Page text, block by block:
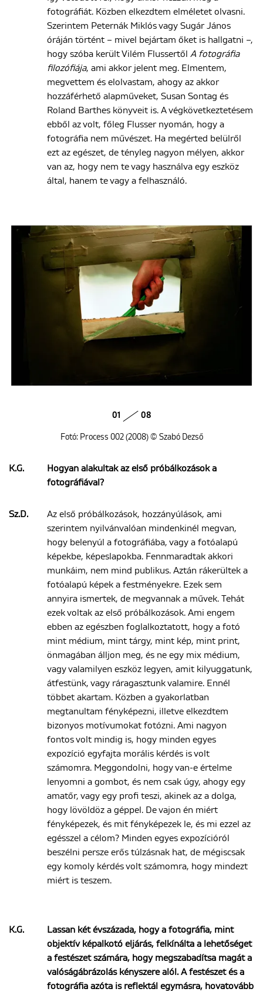
fotográfiát. Közben elkezdtem elméletet olvasni.
Szerintem Peternák Miklós vagy Sugár János
óráján történt – mivel bejártam őket is hallgatni –,
hogy szóba került Vilém Flussertől A fotográfia
filozófiája, ami akkor jelent meg. Elmentem,
megvettem és elolvastam, ahogy az akkor
hozzáférhető alapműveket, Susan Sontag és
Roland Barthes könyveit is. A végkövetkeztetésem
ebből az volt, főleg Flusser nyomán, hogy a
fotográfia nem művészet. Ha megérted belülről
ezt az egészet, de tényleg nagyon mélyen, akkor
van az, hogy nem te vagy használva egy eszköz
által, hanem te vagy a felhasználó.
01 08
Fotó: Process 002 (2008) © Szabó Dezső
K.G.
Hogyan alakultak az első próbálkozások a
fotográfiával?
Sz.D.
Az első próbálkozások, hozzányúlások, ami
szerintem nyilvánvalóan mindenkinél megvan,
hogy belenyúl a fotográfiába, vagy a fotóalapú
képekbe, képeslapokba. Fennmaradtak akkori
munkáim, nem mind publikus. Aztán rákerültek a
fotóalapú képek a festményekre. Ezek sem
annyira ismertek, de megvannak a művek. Tehát
ezek voltak az első próbálkozások. Ami engem
ebben az egészben foglalkoztatott, hogy a fotó
mint médium, mint tárgy, mint kép, mint print,
önmagában álljon meg, és ne egy mix médium,
vagy valamilyen eszköz legyen, amit kilyuggatunk,
átfestünk, vagy ráragasztunk valamire. Ennél
többet akartam. Közben a gyakorlatban
megtanultam fényképezni, illetve elkezdtem
bizonyos motívumokat fotózni. Ami nagyon
fontos volt mindig is, hogy minden egyes
expozíció egyfajta morális kérdés is volt
számomra. Meggondolni, hogy van-e értelme
lenyomni a gombot, és nem csak úgy, ahogy egy
amatőr, vagy egy profi teszi, akinek az a dolga,
hogy lövöldöz a géppel. De vajon én miért
fényképezek, és mit fényképezek le, és mi ezzel az
egésszel a célom? Minden egyes expozícióról
beszélni persze erős túlzásnak hat, de mégiscsak
egy komoly kérdés volt számomra, hogy mindezt
miért is teszem.
K.G.
Lassan két évszázada, hogy a fotográfia, mint
objektív képalkotó eljárás, felkínálta a lehetőséget
a festészet számára, hogy megszabadítsa magát a
valóságábrázolás kényszere alól. A festészet és a
fotográfia azóta is reflektál egymásra, hovatovább